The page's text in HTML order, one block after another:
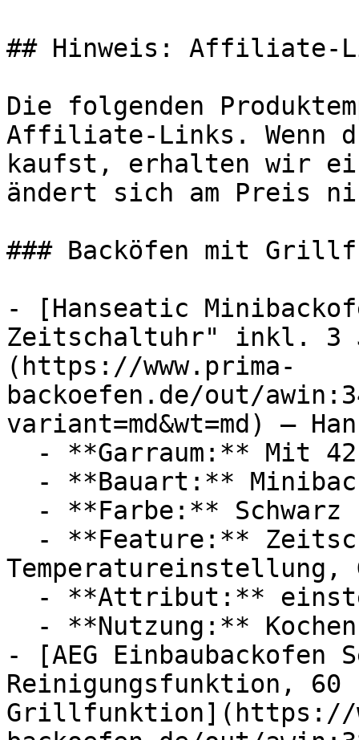
## Hinweis: Affiliate-
Die folgenden
Affiliate-Links. Wenn
kaufst, erhalten wir
ändert sich am Preis
### Backöfen mit
- [Hanseatic
Zeitschaltuhr" inkl. 3
(https://www.prima-
backoefen.de/out/
variant=md&wt=md) —
- [AEG Einbaubackofen
Reinigungsfunktion,
Grillfunktion](https://